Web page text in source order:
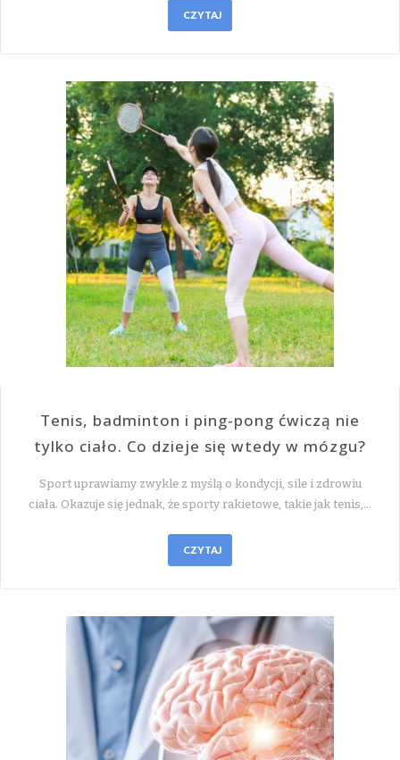
CZYTAJ
Tenis, badminton i ping-pong ćwiczą nie
tylko ciało. Co dzieje się wtedy w mózgu?
Sport uprawiamy zwykle z myślą o kondycji, sile i zdrowiu
ciała. Okazuje się jednak, że sporty rakietowe, takie jak tenis,…
CZYTAJ